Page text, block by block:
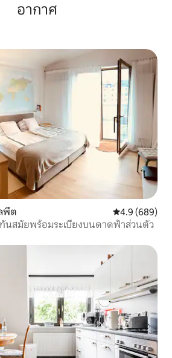
อากาศ
พึต คะแนนเฉลี่ย
4.9 (689)
นสมัยพร้อมระเบียงบนดาดฟ้าส่วนตัว